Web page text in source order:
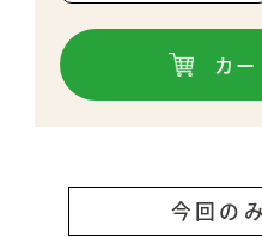
定期コースは、
契約期間（回数
カー
今回の